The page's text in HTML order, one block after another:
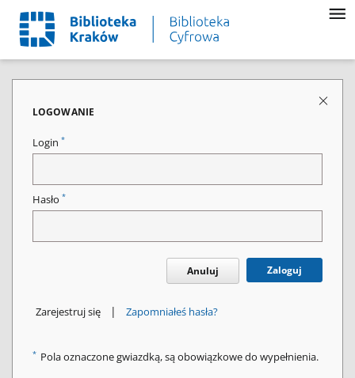
LOGOWANIE
Login *
Hasło *
Anuluj Zaloguj
Zarejestruj się | Zapomniałeś hasła?
* Pola oznaczone gwiazdką, są obowiązkowe do wypełnienia.